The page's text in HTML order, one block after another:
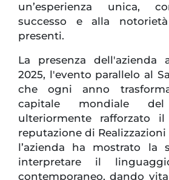
un’esperienza unica,
successo e alla
presenti.
La presenza dell'azienda
2025, l'evento parallelo al
che ogni anno
capitale mondiale
ulteriormente rafforzato
reputazione di Realizzazioni
l’azienda ha mostrato la
interpretare il
contemporaneo, dando